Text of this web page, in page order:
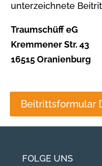
unterzeichnete
Traumschüff eG
Kremmener Str. 43
16515 Oranienburg
Beitrittsformular
FOLGE UNS